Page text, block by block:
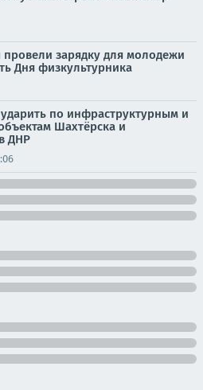
провели зарядку для молодежи
Дня физкультурника
по инфраструктурным и
Шахтёрска и
ДНР